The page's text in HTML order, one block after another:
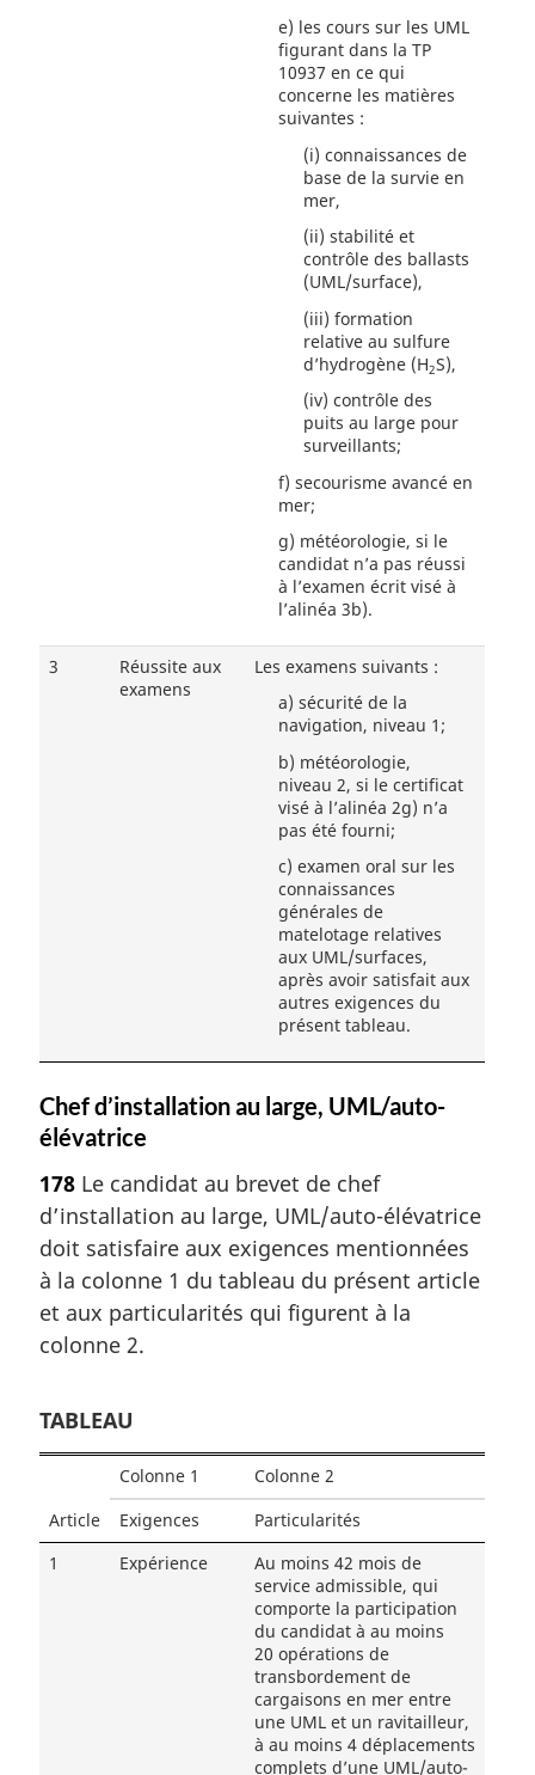
e) les cours sur les UML
figurant dans la TP
10937 en ce qui
concerne les matières
suivantes :
(i) connaissances de
base de la survie en
mer,
(ii) stabilité et
contrôle des ballasts
(UML/surface),
(iii) formation
relative au sulfure
d’hydrogène (H2S),
(iv) contrôle des
puits au large pour
surveillants;
f) secourisme avancé en
mer;
g) météorologie, si le
candidat n’a pas réussi
à l’examen écrit visé à
l’alinéa 3b).
3
Réussite aux
examens
Les examens suivants :
a) sécurité de la
navigation, niveau 1;
b) météorologie,
niveau 2, si le certificat
visé à l’alinéa 2g) n’a
pas été fourni;
c) examen oral sur les
connaissances
générales de
matelotage relatives
aux UML/surfaces,
après avoir satisfait aux
autres exigences du
présent tableau.
Chef d’installation au large, UML/auto-
élévatrice
178 Le candidat au brevet de chef
d’installation au large, UML/auto-élévatrice
doit satisfaire aux exigences mentionnées
à la colonne 1 du tableau du présent article
et aux particularités qui figurent à la
colonne 2.
TABLEAU
Article
Colonne 1 Colonne 2
Exigences
Particularités
1
Expérience
Au moins 42 mois de
service admissible, qui
comporte la participation
du candidat à au moins
20 opérations de
transbordement de
cargaisons en mer entre
une UML et un ravitailleur,
à au moins 4 déplacements
complets d’une UML/auto-